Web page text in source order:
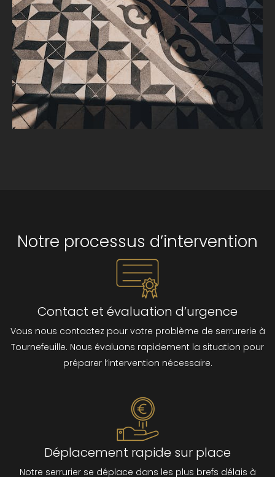
Notre processus d’intervention
Contact et évaluation d’urgence
Vous nous contactez pour votre problème de serrurerie à
Tournefeuille. Nous évaluons rapidement la situation pour
préparer l’intervention nécessaire.
Déplacement rapide sur place
Notre serrurier se déplace dans les plus brefs délais à